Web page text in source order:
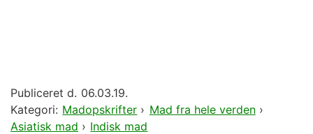
Publiceret d. 06.03.19.
Kategori: Madopskrifter › Mad fra hele verden›
Asiatisk mad › Indisk mad